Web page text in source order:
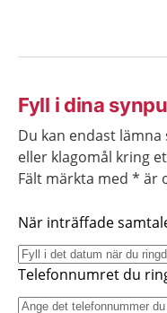
Fyll i dina
Du kan endast
eller klagomål kring
Fält märkta med * är
När inträffade
Telefonnumret du